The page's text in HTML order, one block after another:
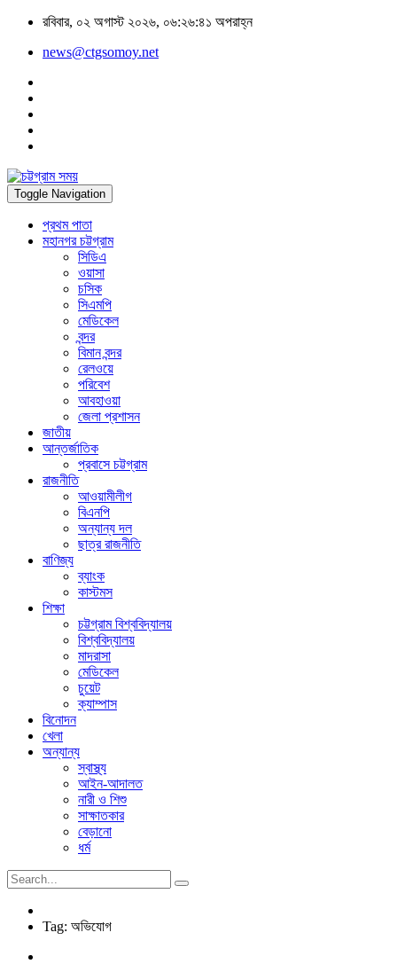
রবিবার, ০২ অগাস্ট ২০২৬, ০৬:২৬:৪১ অপরাহ্ন
news@ctgsomoy.net
Toggle Navigation
প্রথম পাতা
মহানগর চট্টগ্রাম
সিডিএ
ওয়াসা
চসিক
সিএমপি
মেডিকেল
বন্দর
বিমান বন্দর
রেলওয়ে
পরিবেশ
আবহাওয়া
জেলা প্রশাসন
জাতীয়
আন্তর্জাতিক
প্রবাসে চট্টগ্রাম
রাজনীতি
আওয়ামীলীগ
বিএনপি
অন্যান্য দল
ছাত্র রাজনীতি
বাণিজ্য
ব্যাংক
কাস্টমস
শিক্ষা
চট্টগ্রাম বিশ্ববিদ্যালয়
বিশ্ববিদ্যালয়
মাদরাসা
মেডিকেল
চুয়েট
ক্যাম্পাস
বিনোদন
খেলা
অন্যান্য
স্বাস্থ্য
আইন-আদালত
নারী ও শিশু
সাক্ষাতকার
বেড়ানো
ধর্ম
Tag: অভিযোগ